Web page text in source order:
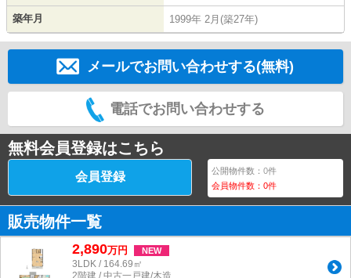
築年月 1999年 2月(築27年)
メールでお問い合わせする(無料)
電話でお問い合わせする
無料会員登録はこちら
会員登録 公開物件数：0件
会員物件数：0件
販売物件一覧
2,890万円 NEW
3LDK / 164.69㎡